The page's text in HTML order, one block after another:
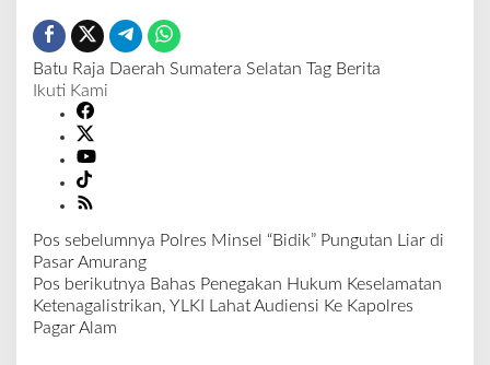
Batu Raja Daerah Sumatera Selatan Tag Berita
Ikuti Kami
N
a
v
i
Pos sebelumnya Polres Minsel “Bidik” Pungutan Liar di
Pasar Amurang
Pos berikutnya Bahas Penegakan Hukum Keselamatan
Ketenagalistrikan, YLKI Lahat Audiensi Ke Kapolres
Pagar Alam